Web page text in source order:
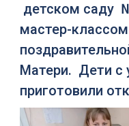
детском саду
мастер-
Матери. Дети с
приготовили